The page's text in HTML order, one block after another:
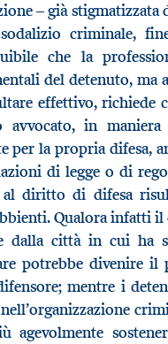
– già stigmatizzata
criminale,
che la
del detenuto, ma
effettivo, richiede
avvocato, in
per la propria difesa,
di legge o di
diritto di difesa
Qualora infatti
dalla città in cui ha
potrebbe divenire il
mentre i
agevolmente